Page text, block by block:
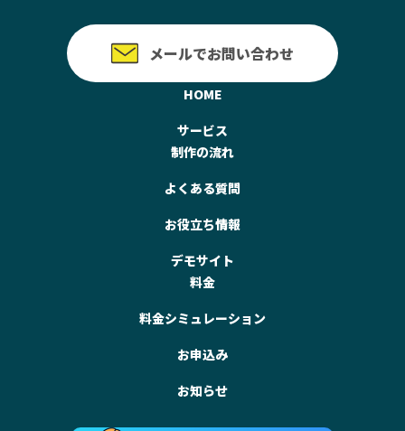
メールでお問い合わせ
HOME
サービス
制作の流れ
よくある質問
お役立ち情報
デモサイト
料金
料金シミュレーション
お申込み
お知らせ